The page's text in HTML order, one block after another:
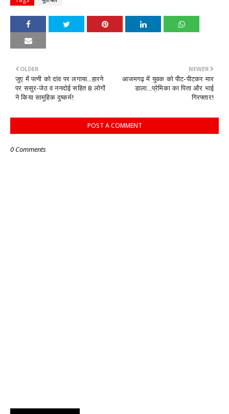
NEWER
आजमगढ़ में युवक को पीट-पीटकर मार
डाला...प्रेमिका का पिता और भाई
गिरफ्तार!
OLDER
जुए में पत्नी को दांव पर लगाया...हारने
पर ससुर-जेठ व ननदोई सहित 8 लोगों
ने किया सामूहिक दुष्कर्म!
POST A COMMENT
0 Comments